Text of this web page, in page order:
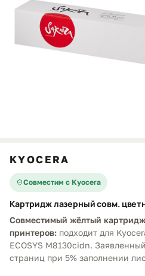
KYOCERA
Совместим с Kyocera
Совместимый жёлтый
принтеров: подходит для
ECOSYS M8130cidn.
страниц при 5% заполнении